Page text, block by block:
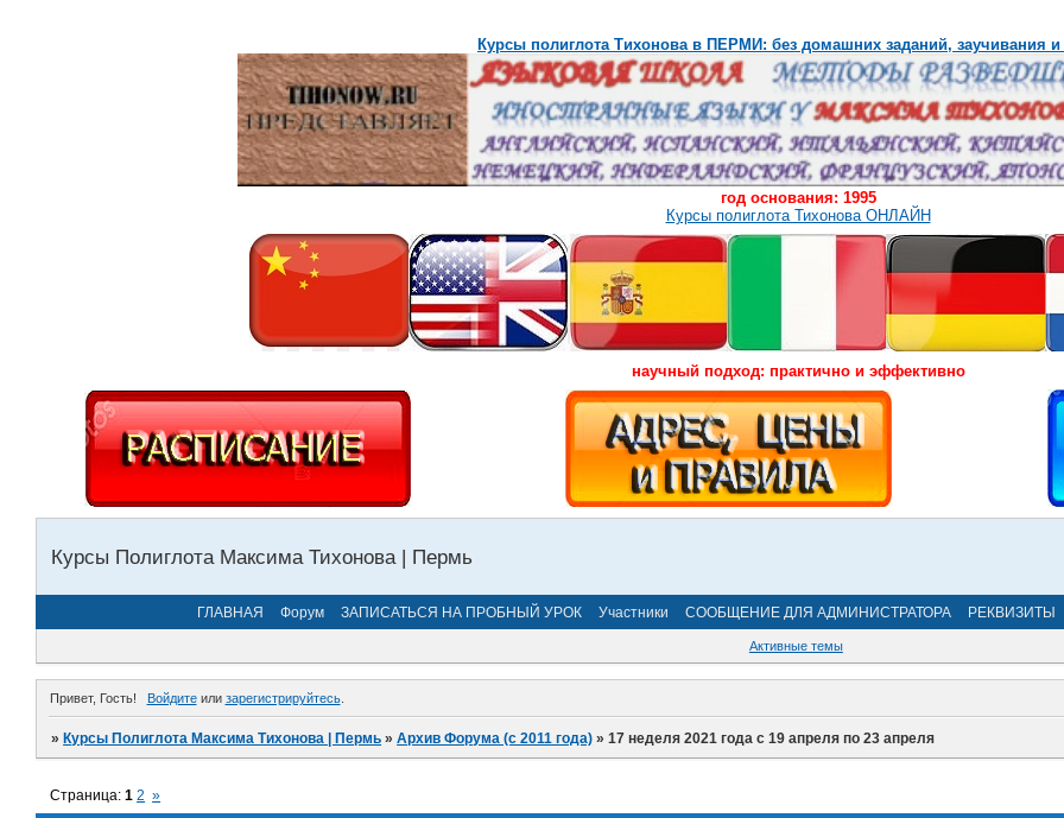
Курсы полиглота Тихонова в ПЕРМИ: без домашних заданий, заучивания и
год основания: 1995
Курсы полиглота Тихонова ОНЛАЙН
научный подход: практично и эффективно
Курсы Полиглота Максима Тихонова | Пермь
ГЛАВНАЯ Форум ЗАПИСАТЬСЯ НА ПРОБНЫЙ УРОК Участники СООБЩЕНИЕ ДЛЯ АДМИНИСТРАТОРА РЕКВИЗИТЫ
Активные темы
Привет, Гость! Войдитеили зарегистрируйтесь.
»Курсы Полиглота Максима Тихонова | Пермь »Архив Форума (с 2011 года) »17 неделя 2021 года с 19 апреля по 23 апреля
Страница:1 2 »